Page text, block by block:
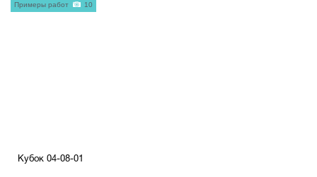
Кубок 04-08-01
Примеры работ 10